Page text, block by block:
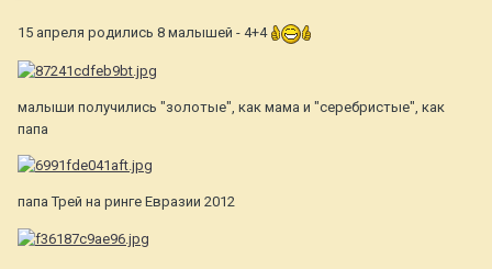
15 апреля родились 8 малышей - 4+4
малыши получились "золотые", как мама и "серебристые", как
папа
папа Трей на ринге Евразии 2012